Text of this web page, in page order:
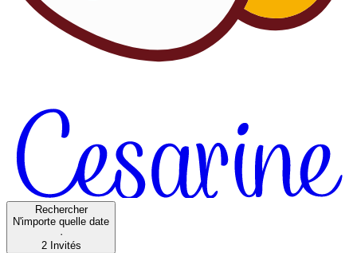
Rechercher
N'importe quelle date
·
2 Invités